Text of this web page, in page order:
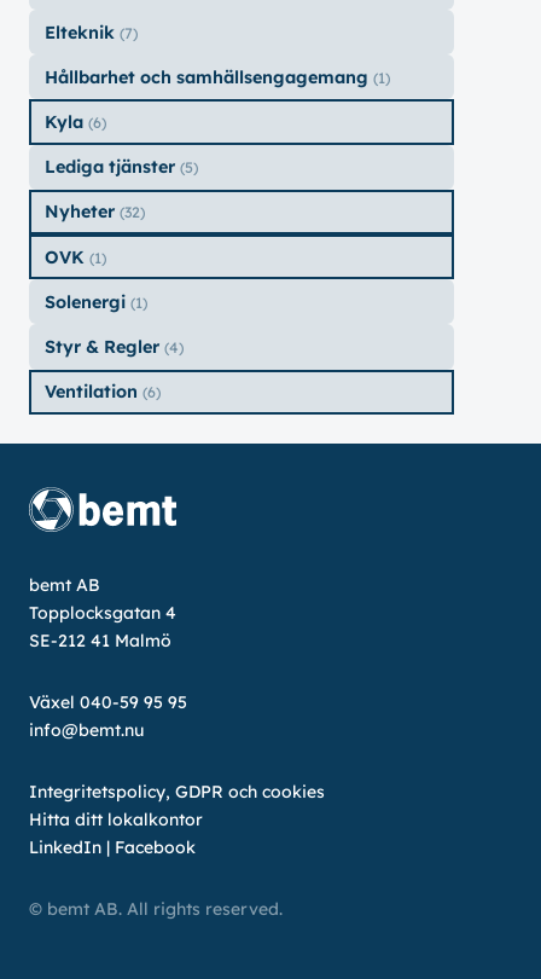
Elteknik (7)
Hållbarhet och samhällsengagemang (1)
Kyla (6)
Lediga tjänster (5)
Nyheter (32)
OVK (1)
Solenergi (1)
Styr & Regler (4)
Ventilation (6)
bemt AB
Topplocksgatan 4
SE-212 41 Malmö
Växel 040-59 95 95
info@bemt.nu
Integritetspolicy, GDPR och cookies
Hitta ditt lokalkontor
LinkedIn | Facebook
© bemt AB. All rights reserved.